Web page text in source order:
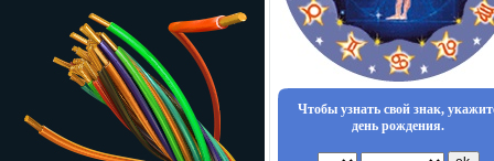
Чтобы узнать свой знак,
день рождения.